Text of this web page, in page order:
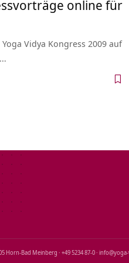
online für
Vidya Kongress 2009 auf
Horn‑Bad Meinberg · +49 5234 87‑0 ·